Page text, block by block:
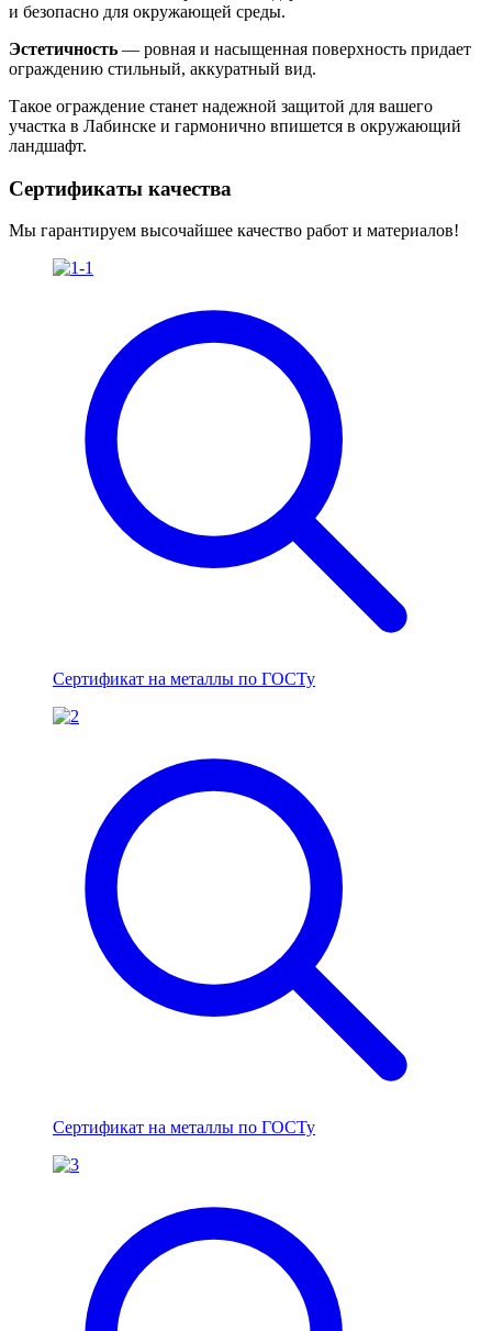
и безопасно для окружающей среды.
Эстетичность — ровная и насыщенная поверхность придает
ограждению стильный, аккуратный вид.
Такое ограждение станет надежной защитой для вашего
участка в Лабинске и гармонично впишется в окружающий
ландшафт.
Сертификаты качества
Мы гарантируем высочайшее качество работ и материалов!
Сертификат на металлы по ГОСТу
Сертификат на металлы по ГОСТу